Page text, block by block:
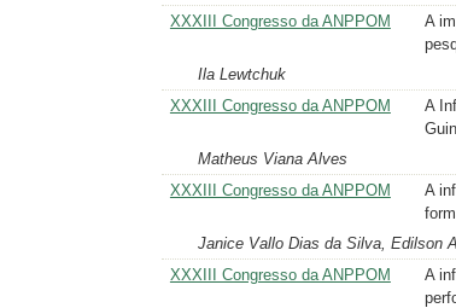
XXXIII Congresso da ANPPOM
A
Ila Lewtchuk
XXXIII Congresso da ANPPOM
A
Matheus Viana Alves
XXXIII Congresso da ANPPOM
A
Janice Vallo Dias da Silva, Edilson
XXXIII Congresso da ANPPOM
A